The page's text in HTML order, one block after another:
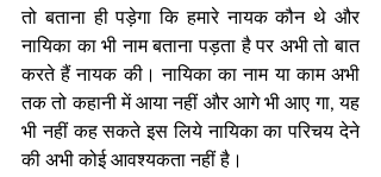
तो बताना ही पड़ेगा कि हमारे नायक कौन थे और
नायिका का भी नाम बताना पड़ता है पर अभी तो बात
करते हैं नायक की। नायिका का नाम या काम अभी
तक तो कहानी में आया नहीं और आगे भी आए गा, यह
भी नहीं कह सकते इस लिये नायिका का परिचय देने
की अभी कोई आवश्यकता नहीं है।